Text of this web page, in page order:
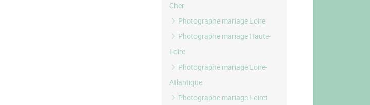
Cher
Photographe mariage Loire
Photographe mariage Haute-
Loire
Photographe mariage Loire-
Atlantique
Photographe mariage Loiret